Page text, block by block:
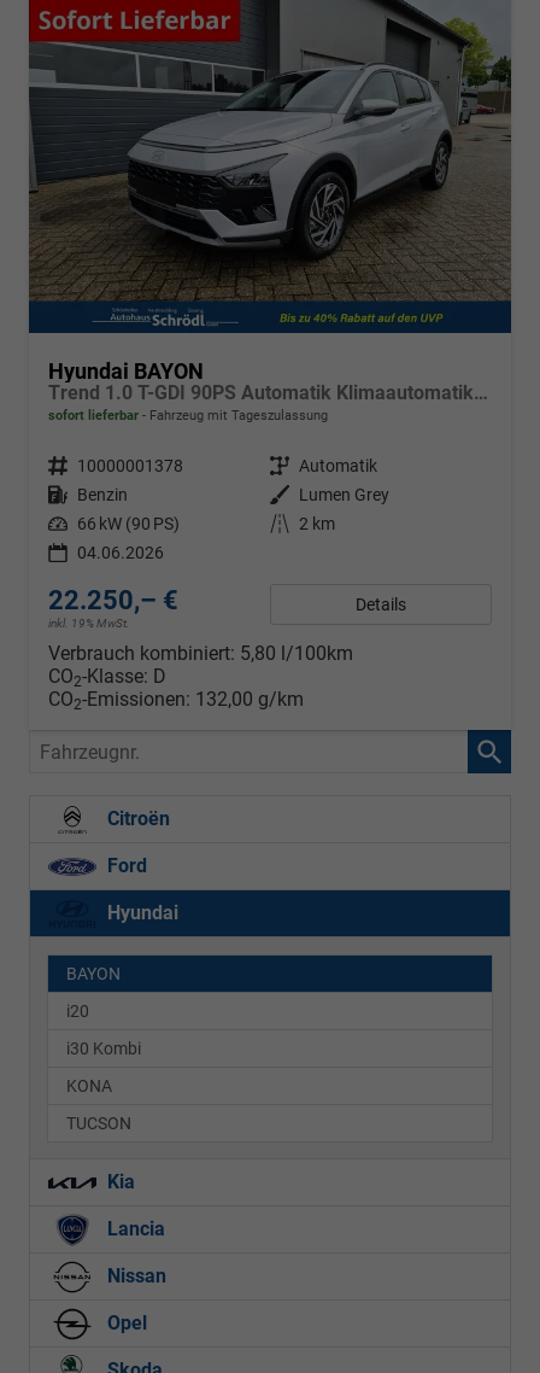
Hyundai BAYON
Trend 1.0 T-GDI 90PS Automatik Klimaautomatik Rückf.Kamera Parksensoren Sitzheizung Lenkradheizung Bluetooth Touchscreen Tempomat Apple CarPlay + Android Auto 16"LM
sofort lieferbar Fahrzeug mit Tageszulassung
Fahrzeugnr. 10000001378 Getriebe Automatik
Kraftstoff Benzin Außenfarbe Lumen Grey
Leistung 66 kW (90 PS) Kilometerstand
2 km
04.06.2026
22.250,– €
inkl. 19% MwSt.
Details
Verbrauch kombiniert: 5,80 l/100km
CO2-Klasse: D
CO2-Emissionen: 132,00 g/km
Fahrzeugnr.
Citroën
Ford
Hyundai
BAYON
i20
i30 Kombi
KONA
TUCSON
Kia
Lancia
Nissan
Opel